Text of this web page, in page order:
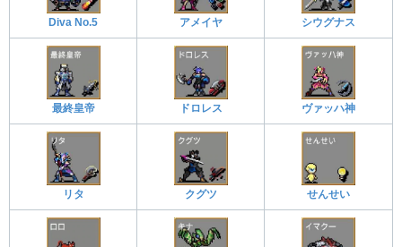
Diva No.5 アメイヤ シウグナス
最終皇帝 ドロレス ヴァッハ神
リタ クグツ せんせい